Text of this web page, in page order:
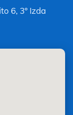
6, 3º Izda